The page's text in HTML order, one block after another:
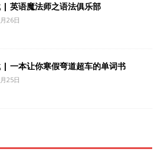
| 英语魔法师之语法俱乐部
26日
| 一本让你寒假弯道超车的单词书
25日